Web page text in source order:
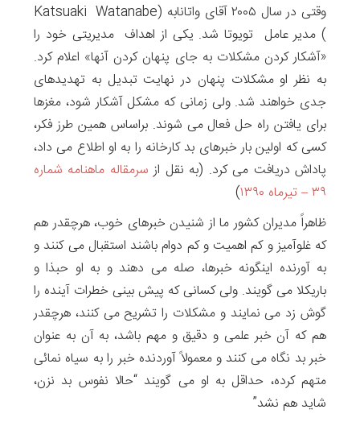
وقتی در سال ۲۰۰۵ آقای واتانابه (Katsuaki Watanabe
) مدیر عامل تویوتا شد. یکی از اهداف مدیریتی خود را
«آشکار کردن مشکلات به جای پنهان کردن آنها» اعلام کرد.
به نظر او مشکلات پنهان در نهایت تبدیل به تهدیدهای
جدی خواهند شد. ولی زمانی که مشکل آشکار شود، مغزها
برای یافتن راه حل فعال می شوند. براساس همین طرز فکر،
کسی که اولین بار خبرهای بد کارخانه را به او اطلاع می داد،
پاداش دریافت می کرد. (به نقل از سرمقاله ماهنامه شماره
۳۹ – تیرماه ۱۳۹۰
)
ظاهراً مدیران کشور ما از شنیدن خبرهای خوب، هرچقدر هم
که غلوآمیز و کم اهمیت و کم دوام باشند استقبال می کنند و
به آورنده اینگونه خبرها، صله می دهند و به او حبذا و
باریکلا می گویند. ولی کسانی که پیش بینی خطرات آینده را
گوش زد می نمایند و مشکلات را تشریح می کنند، هرچقدر
هم که آن خبر علمی و دقیق و مهم باشد، به آن به عنوان
خبر بد نگاه می کنند و معمولاً آوردنده خبر را به سیاه نمائی
متهم کرده، حداقل به او می گویند “حالا نفوس بد نزن،
شاید هم نشد”